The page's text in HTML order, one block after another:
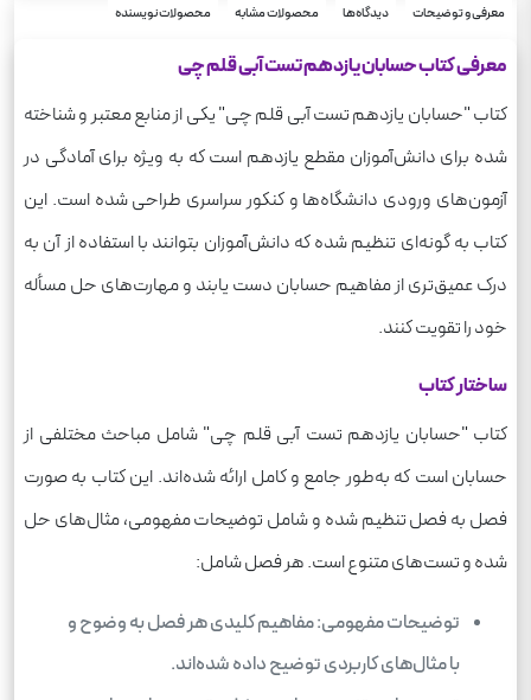
درس
رشته
وزن
معرفی و توضیحات دیدگاه‌ها محصولات مشابه محصولات نویسنده
معرفی کتاب حسابان یازدهم تست آبی قلم چی
کتاب "حسابان یازدهم تست آبی قلم چی" یکی از منابع معتبر و شناخته
شده برای دانش‌آموزان مقطع یازدهم است که به ویژه برای آمادگی در
آزمون‌های ورودی دانشگاه‌ها و کنکور سراسری طراحی شده است. این
کتاب به گونه‌ای تنظیم شده که دانش‌آموزان بتوانند با استفاده از آن به
درک عمیق‌تری از مفاهیم حسابان دست یابند و مهارت‌های حل مسأله
خود را تقویت کنند.
ساختار کتاب
کتاب "حسابان یازدهم تست آبی قلم چی" شامل مباحث مختلفی از
حسابان است که به‌طور جامع و کامل ارائه شده‌اند. این کتاب به صورت
فصل به فصل تنظیم شده و شامل توضیحات مفهومی، مثال‌های حل
شده و تست‌های متنوع است. هر فصل شامل:
توضیحات مفهومی: مفاهیم کلیدی هر فصل به وضوح و
با مثال‌های کاربردی توضیح داده شده‌اند.